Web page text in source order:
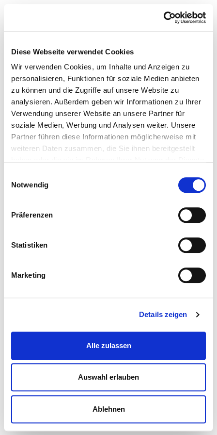
Diese Webseite verwendet Cookies
Wir verwenden Cookies, um Inhalte und Anzeigen zu
personalisieren, Funktionen für soziale Medien anbieten
zu können und die Zugriffe auf unsere Website zu
analysieren. Außerdem geben wir Informationen zu Ihrer
Verwendung unserer Website an unsere Partner für
soziale Medien, Werbung und Analysen weiter. Unsere
Partner führen diese Informationen möglicherweise mit
weiteren Daten zusammen, die Sie ihnen bereitgestellt
Notwendig
Präferenzen
Statistiken
Marketing
Details zeigen
Alle zulassen
Auswahl erlauben
Ablehnen